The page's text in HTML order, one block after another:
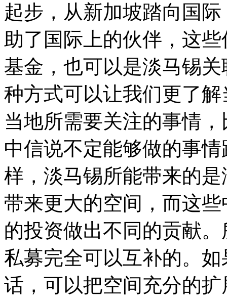
起步，从新加坡踏向国
助了国际上的伙伴，这
基金，也可以是淡马锡
种方式可以让我们更了
当地所需要关注的事情
中信说不定能够做的事
样，淡马锡所能带来的
带来更大的空间，而这
的投资做出不同的贡献
私募完全可以互补的。
话，可以把空间充分的扩